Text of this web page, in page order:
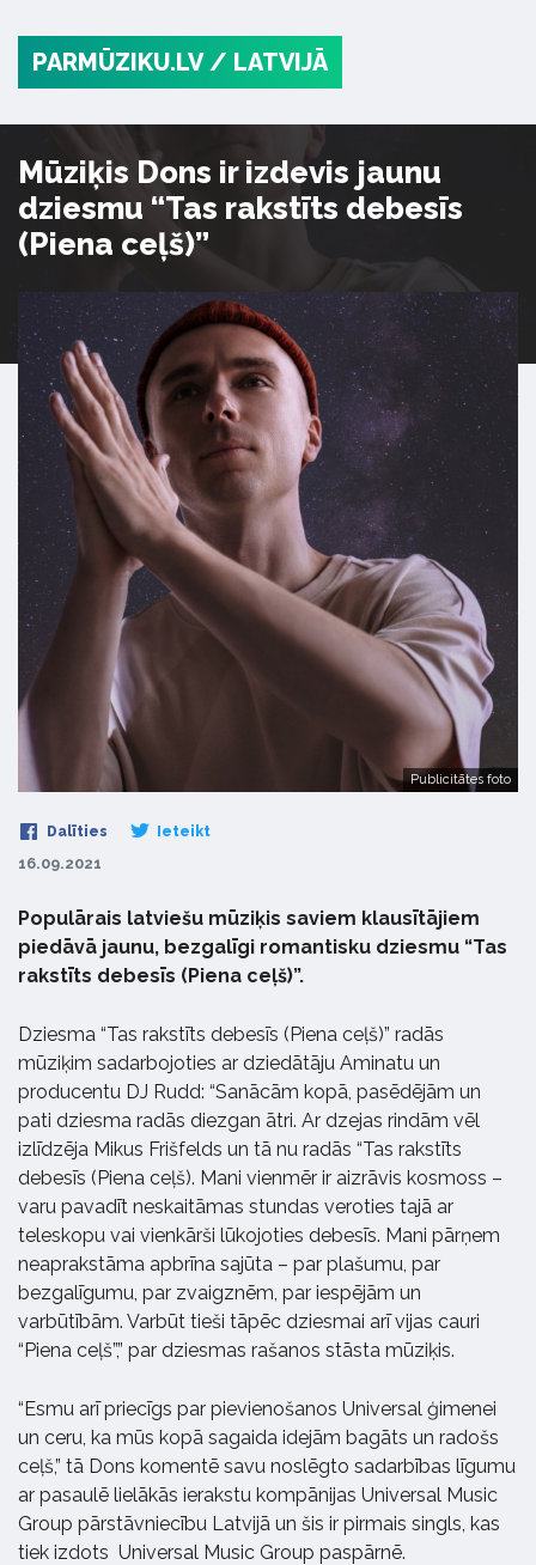
PARMŪZIKU.LV / LATVIJĀ
Mūziķis Dons ir izdevis jaunu
dziesmu “Tas rakstīts debesīs
(Piena ceļš)”
Publicitātes foto
Dalīties Ieteikt
16.09.2021
Populārais latviešu mūziķis saviem klausītājiem
piedāvā jaunu, bezgalīgi romantisku dziesmu “Tas
rakstīts debesīs (Piena ceļš)”.
Dziesma “Tas rakstīts debesīs (Piena ceļš)” radās
mūziķim sadarbojoties ar dziedātāju Aminatu un
producentu DJ Rudd: “Sanācām kopā, pasēdējām un
pati dziesma radās diezgan ātri. Ar dzejas rindām vēl
izlīdzēja Mikus Frišfelds un tā nu radās “Tas rakstīts
debesīs (Piena ceļš). Mani vienmēr ir aizrāvis kosmoss –
varu pavadīt neskaitāmas stundas veroties tajā ar
teleskopu vai vienkārši lūkojoties debesīs. Mani pārņem
neaprakstāma apbrīna sajūta – par plašumu, par
bezgalīgumu, par zvaigznēm, par iespējām un
varbūtībām. Varbūt tieši tāpēc dziesmai arī vijas cauri
“Piena ceļš”,” par dziesmas rašanos stāsta mūziķis.
“Esmu arī priecīgs par pievienošanos Universal ģimenei
un ceru, ka mūs kopā sagaida idejām bagāts un radošs
ceļš,” tā Dons komentē savu noslēgto sadarbības līgumu
ar pasaulē lielākās ierakstu kompānijas Universal Music
Group pārstāvniecību Latvijā un šis ir pirmais singls, kas
tiek izdots Universal Music Group paspārnē.